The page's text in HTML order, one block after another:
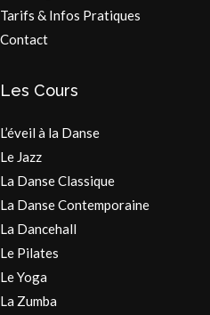
Tarifs & Infos Pratiques
Contact
Les Cours
L’éveil à la Danse
Le Jazz
La Danse Classique
La Danse Contemporaine
La Dancehall
Le Pilates
Le Yoga
La Zumba